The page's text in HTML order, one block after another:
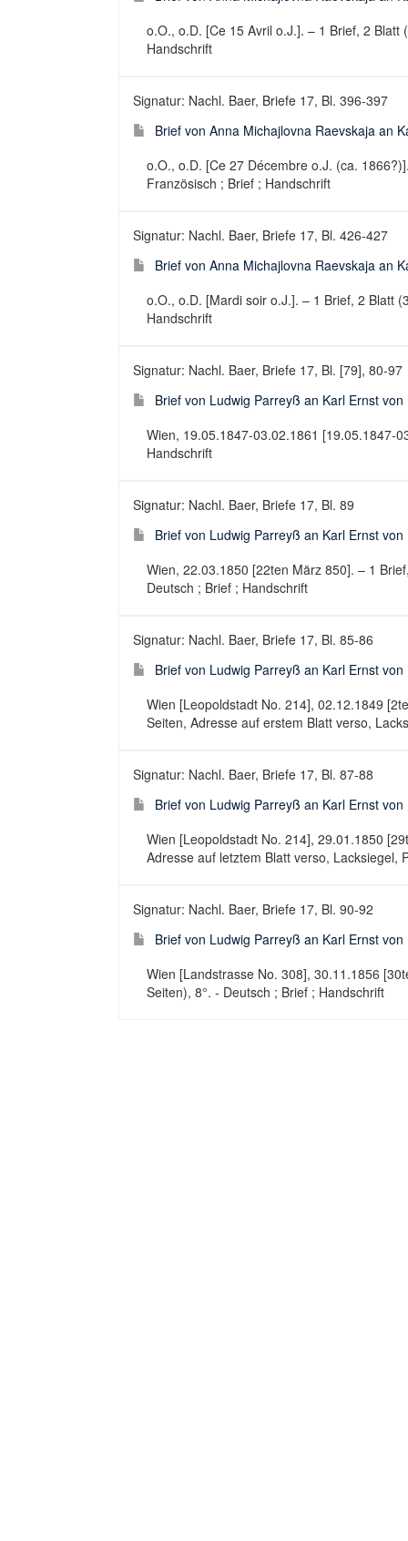
o.O., o.D. [Ce 15 Avril o.J.]. – 1 Brief, 2
Handschrift
Signatur: Nachl. Baer, Briefe 17, Bl. 396-397
Brief von Anna Michajlovna Raevskaja an
o.O., o.D. [Ce 27 Décembre o.J. (ca.
Französisch ; Brief ; Handschrift
Signatur: Nachl. Baer, Briefe 17, Bl. 426-427
Brief von Anna Michajlovna Raevskaja an
o.O., o.D. [Mardi soir o.J.]. – 1 Brief, 2 Blatt
Handschrift
Signatur: Nachl. Baer, Briefe 17, Bl. [79], 80-97
Brief von Ludwig Parreyß an Karl Ernst
Wien, 19.05.1847-03.02.1861 [19.05.1847-
Handschrift
Signatur: Nachl. Baer, Briefe 17, Bl. 89
Brief von Ludwig Parreyß an Karl Ernst
Wien, 22.03.1850 [22ten März 850]. – 1
Deutsch ; Brief ; Handschrift
Signatur: Nachl. Baer, Briefe 17, Bl. 85-86
Brief von Ludwig Parreyß an Karl Ernst
Wien [Leopoldstadt No. 214], 02.12.1849
Seiten, Adresse auf erstem Blatt verso,
Signatur: Nachl. Baer, Briefe 17, Bl. 87-88
Brief von Ludwig Parreyß an Karl Ernst
Wien [Leopoldstadt No. 214], 29.01.1850
Adresse auf letztem Blatt verso, Lacksiegel,
Signatur: Nachl. Baer, Briefe 17, Bl. 90-92
Brief von Ludwig Parreyß an Karl Ernst
Wien [Landstrasse No. 308], 30.11.1856
Seiten), 8°. - Deutsch ; Brief ; Handschrift